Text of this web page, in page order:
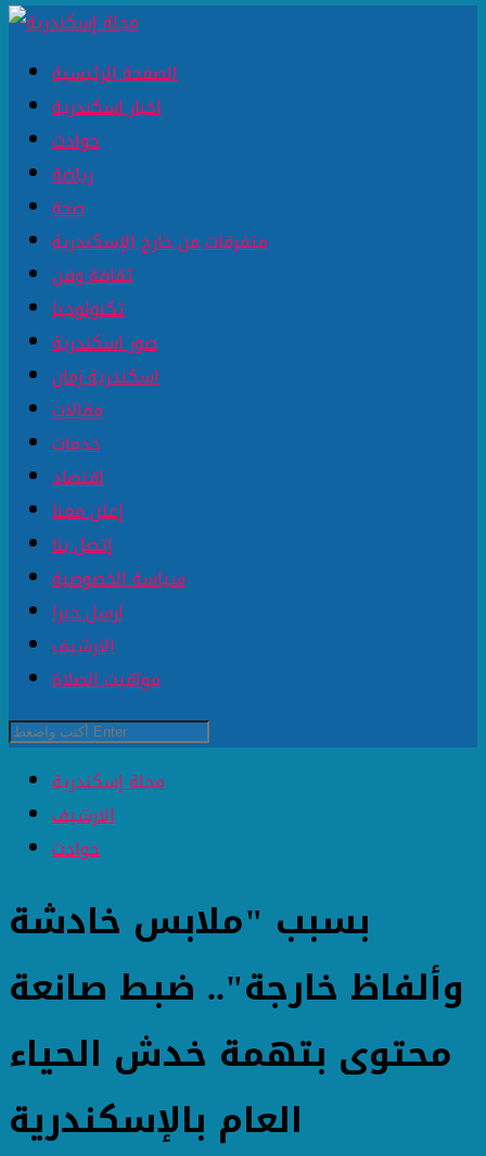
الصفحة الرئيسية
اخبار اسكندرية
حوادث
رياضة
صحة
متفرقات من خارج الإسكندرية
ثقافة وفن
تكنولوجيا
صور اسكندرية
اسكندرية زمان
مقالات
خدمات
اقتصاد
إعلن معنا
إتصل بنا
سياسة الخصوصية
ارسل خبرا
الارشيف
مواقيت الصلاة
مجلة إسكندرية
الارشيف
حوادث
بسبب "ملابس خادشة
وألفاظ خارجة".. ضبط صانعة
محتوى بتهمة خدش الحياء
العام بالإسكندرية